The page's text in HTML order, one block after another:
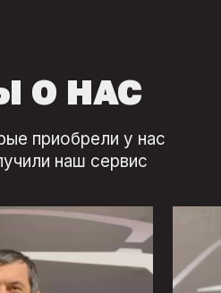
О НАС
приобрели у нас
наш сервис